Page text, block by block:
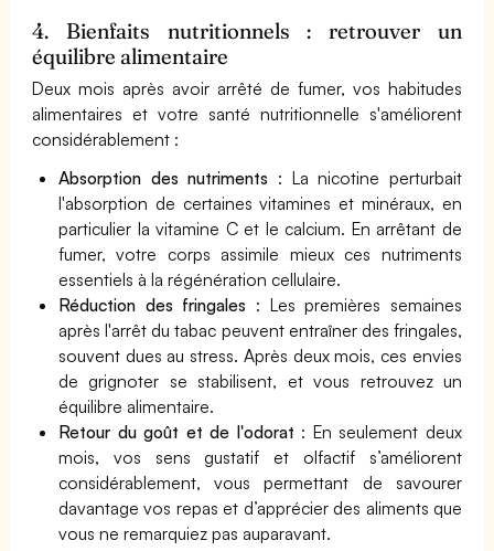
4. Bienfaits nutritionnels : retrouver un
équilibre alimentaire
Deux mois après avoir arrêté de fumer, vos habitudes
alimentaires et votre santé nutritionnelle s'améliorent
considérablement :
Absorption des nutriments : La nicotine perturbait
l'absorption de certaines vitamines et minéraux, en
particulier la vitamine C et le calcium. En arrêtant de
fumer, votre corps assimile mieux ces nutriments
essentiels à la régénération cellulaire.
Réduction des fringales : Les premières semaines
après l'arrêt du tabac peuvent entraîner des fringales,
souvent dues au stress. Après deux mois, ces envies
de grignoter se stabilisent, et vous retrouvez un
équilibre alimentaire.
Retour du goût et de l'odorat : En seulement deux
mois, vos sens gustatif et olfactif s’améliorent
considérablement, vous permettant de savourer
davantage vos repas et d’apprécier des aliments que
vous ne remarquiez pas auparavant.